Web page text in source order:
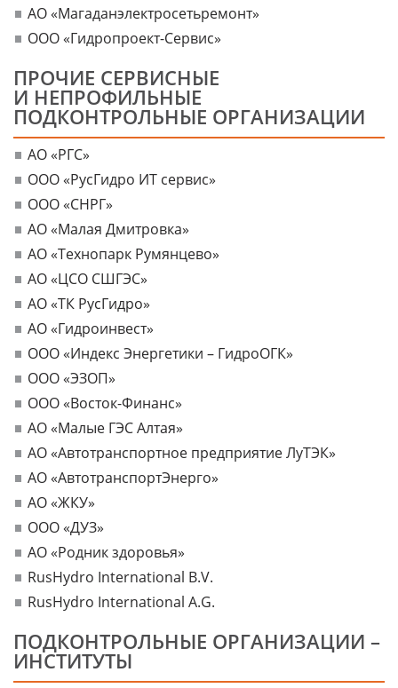
АО «Магаданэлектросетьремонт»
ООО «Гидропроект-Сервис»
ПРОЧИЕ СЕРВИСНЫЕ
И НЕПРОФИЛЬНЫЕ
ПОДКОНТРОЛЬНЫЕ ОРГАНИЗАЦИИ
АО «РГС»
ООО «РусГидро ИТ сервис»
ООО «СНРГ»
АО «Малая Дмитровка»
АО «Технопарк Румянцево»
АО «ЦСО СШГЭС»
АО «ТК РусГидро»
АО «Гидроинвест»
ООО «Индекс Энергетики – ГидроОГК»
ООО «ЭЗОП»
ООО «Восток-Финанс»
АО «Малые ГЭС Алтая»
АО «Автотранспортное предприятие ЛуТЭК»
АО «АвтотранспортЭнерго»
АО «ЖКУ»
ООО «ДУЗ»
АО «Родник здоровья»
RusHydro International B.V.
RusHydro International A.G.
ПОДКОНТРОЛЬНЫЕ ОРГАНИЗАЦИИ –
ИНСТИТУТЫ